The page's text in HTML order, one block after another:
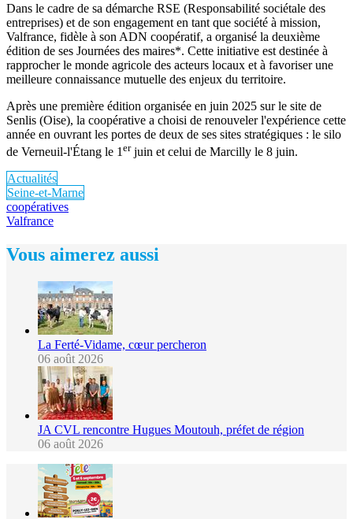
Dans le cadre de sa démarche RSE (Responsabilité sociétale des
entreprises) et de son engagement en tant que société à mission,
Valfrance, fidèle à son ADN coopératif, a organisé la ­deuxième
édition de ses Journées des maires*. Cette initiative est destinée à
rapprocher le monde agricole des acteurs locaux et à favoriser une
meilleure connaissance mutuelle des enjeux du territoire.
Après une première édition organisée en juin 2025 sur le site de
Senlis (Oise), la coopérative a choisi de renouveler l'expérience cette
année en ouvrant les portes de deux de ses sites stratégiques : le silo
de Verneuil-l'Étang le 1 erjuin et celui de Marcilly le 8 juin.
Actualités
Seine-et-Marne
coopératives
Valfrance
Vous aimerez aussi
La Ferté-Vidame, cœur percheron
06 août 2026
JA CVL rencontre Hugues Moutouh, préfet de région
06 août 2026